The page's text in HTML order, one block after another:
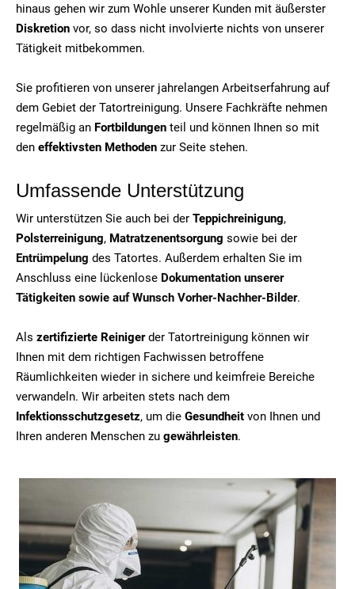
hinaus gehen wir zum Wohle unserer Kunden mit äußerster
Diskretion vor, so dass nicht involvierte nichts von unserer
Tätigkeit mitbekommen.
Sie profitieren von unserer jahrelangen Arbeitserfahrung auf
dem Gebiet der Tatortreinigung. Unsere Fachkräfte nehmen
regelmäßig an Fortbildungen teil und können Ihnen so mit
den effektivsten Methoden zur Seite stehen.
Umfassende Unterstützung
Wir unterstützen Sie auch bei der Teppichreinigung,
Polsterreinigung, Matratzenentsorgung sowie bei der
Entrümpelung des Tatortes. Außerdem erhalten Sie im
Anschluss eine lückenlose Dokumentation unserer
Tätigkeiten sowie auf Wunsch Vorher-Nachher-Bilder.
Als zertifizierte Reinigerder Tatortreinigung können wir
Ihnen mit dem richtigen Fachwissen betroffene
Räumlichkeiten wieder in sichere und keimfreie Bereiche
verwandeln. Wir arbeiten stets nach dem
Infektionsschutzgesetz, um die Gesundheit von Ihnen und
Ihren anderen Menschen zu gewährleisten.